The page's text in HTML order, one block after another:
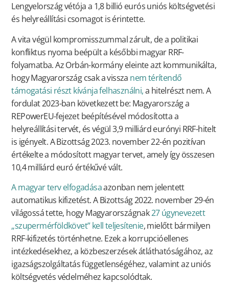
Lengyelország vétója a 1,8 billió eurós uniós költségvetési
és helyreállítási csomagot is érintette.
A vita végül kompromisszummal zárult, de a politikai
konfliktus nyoma beépült a későbbi magyar RRF-
folyamatba. Az Orbán-kormány eleinte azt kommunikálta,
hogy Magyarország csak a vissza nem térítendő
támogatási részt kívánja felhasználni,a hitelrészt nem. A
fordulat 2023-ban következett be: Magyarország a
REPowerEU-fejezet beépítésével módosította a
helyreállítási tervét, és végül 3,9 milliárd eurónyi RRF-hitelt
is igényelt. A Bizottság 2023. november 22-én pozitívan
értékelte a módosított magyar tervet, amely így összesen
10,4 milliárd euró értékűvé vált.
A magyar terv elfogadásaazonban nem jelentett
automatikus kifizetést. A Bizottság 2022. november 29-én
világossá tette, hogy Magyarországnak27 úgynevezett
„szupermérföldkövet” kell teljesítenie, mielőtt bármilyen
RRF-kifizetés történhetne. Ezek a korrupcióellenes
intézkedésekhez, a közbeszerzések átláthatóságához, az
igazságszolgáltatás függetlenségéhez, valamint az uniós
költségvetés védelméhez kapcsolódtak.